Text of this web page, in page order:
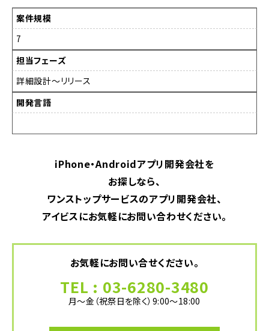
案件規模
7
担当フェーズ
詳細設計～リリース
開発言語
iPhone・Androidアプリ開発会社を
お探しなら、
ワンストップサービスのアプリ開発会社、
アイビスにお気軽にお問い合わせください。
お気軽にお問い合せください。
TEL : 03-6280-3480
月〜金（祝祭日を除く）9:00〜18:00